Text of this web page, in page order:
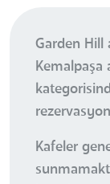
Garden Hill
Kemalpaşa
Kafeler